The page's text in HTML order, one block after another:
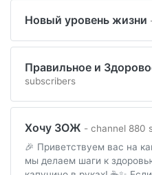
Новый уровень жизни
Правильное и
subscribers
Хочу ЗОЖ - channel 880
🎉 Приветствуем вас на
мы делаем шаги к